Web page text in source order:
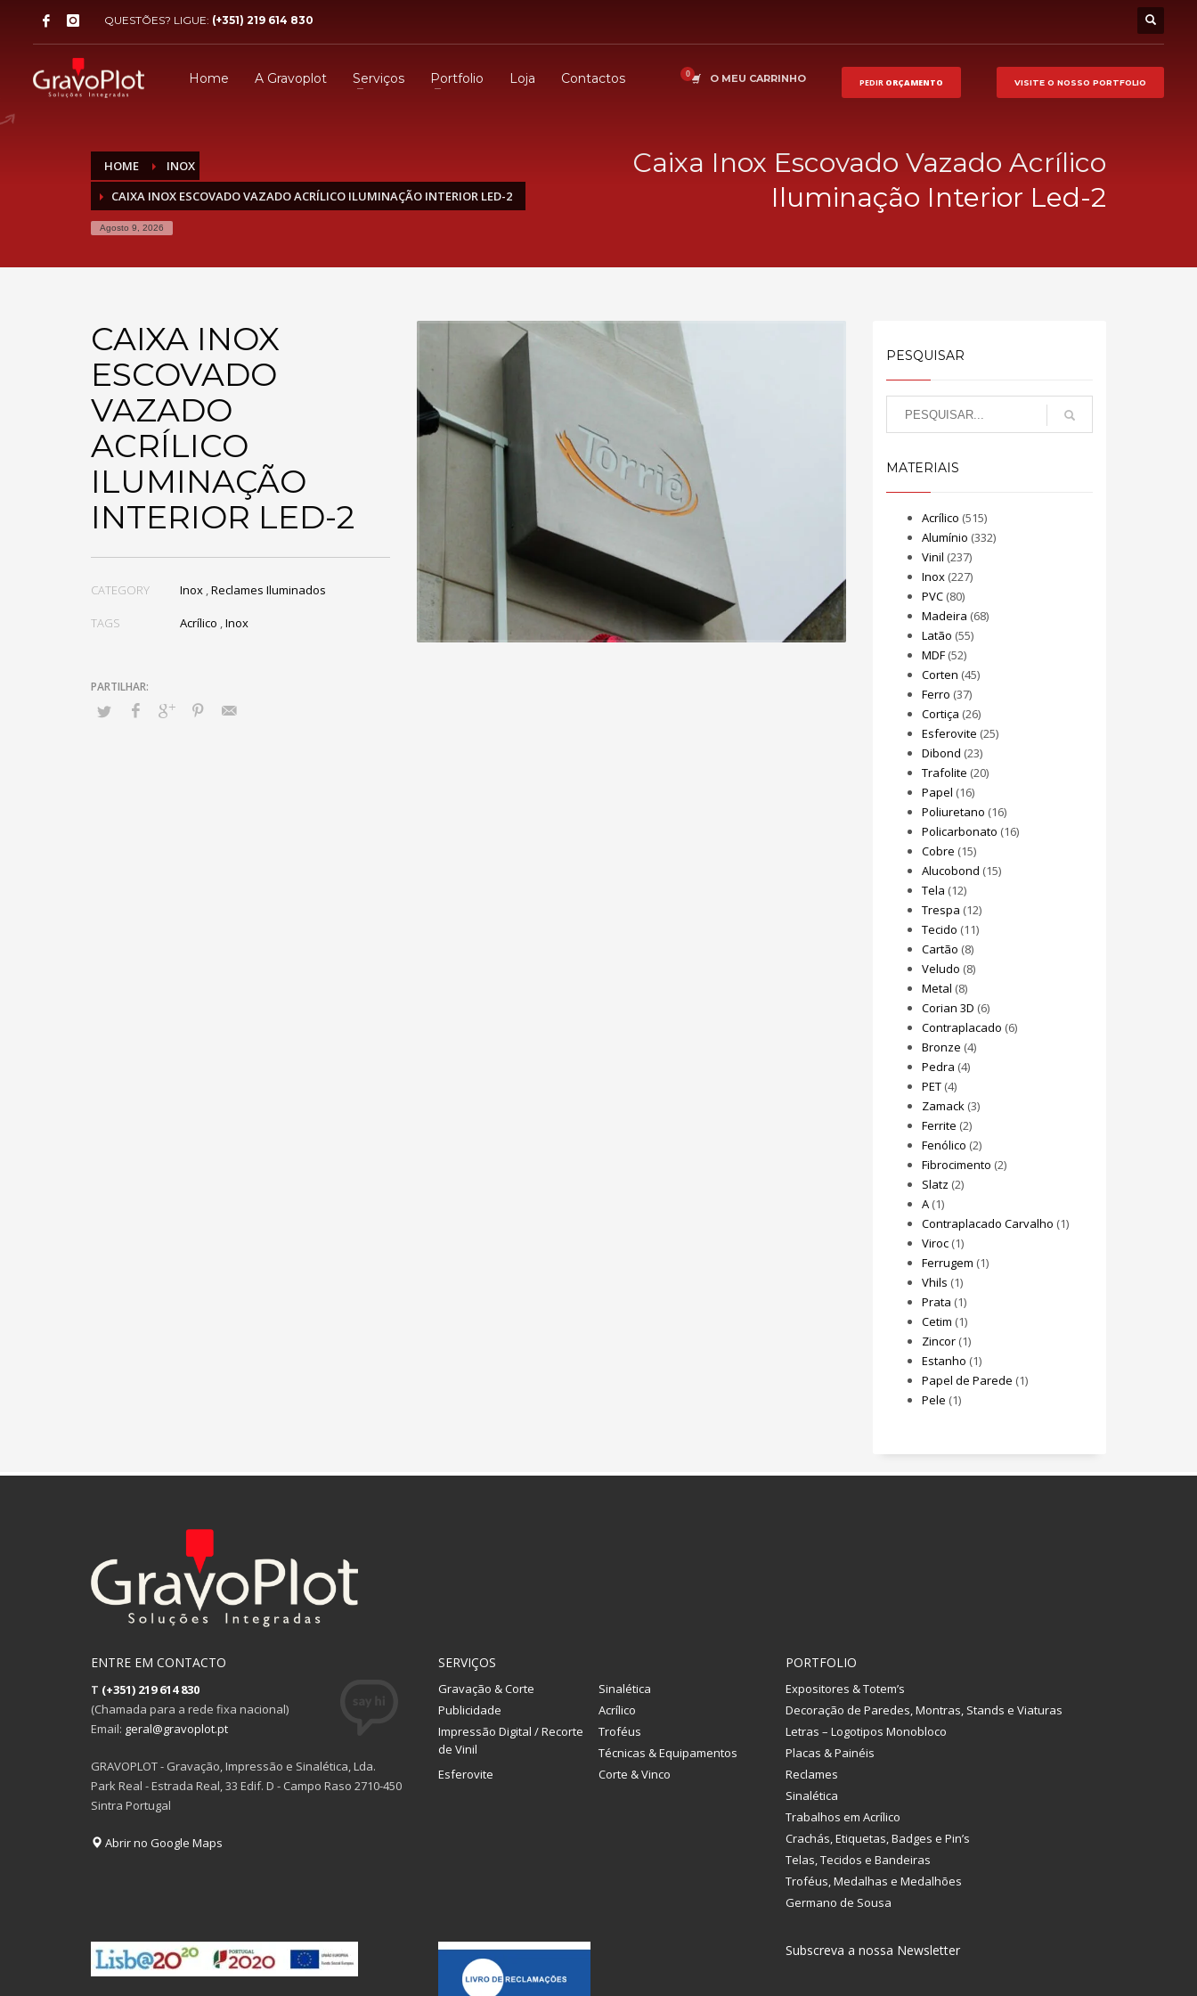
QUESTÕES? LIGUE: (+351) 219 614 830
Home A Gravoplot Serviços Portfolio Loja Contactos O MEU CARRINHO PEDIR ORÇAMENTO VISITE O NOSSO PORTFOLIO
HOME
INOX
CAIXA INOX ESCOVADO VAZADO ACRÍLICO ILUMINAÇÃO INTERIOR LED-2
Agosto 9, 2026
Caixa Inox Escovado Vazado Acrílico
Iluminação Interior Led-2
CAIXA INOX
ESCOVADO
VAZADO
ACRÍLICO
ILUMINAÇÃO
INTERIOR LED-2
CATEGORY Inox ,Reclames Iluminados
TAGS Acrílico ,Inox
PESQUISAR
MATERIAIS
Acrílico (515)
Alumínio (332)
Vinil (237)
Inox(227)
PVC(80)
Madeira (68)
Latão (55)
MDF(52)
Corten (45)
Ferro (37)
Cortiça (26)
Esferovite (25)
Dibond (23)
Trafolite (20)
Papel (16)
Poliuretano (16)
Policarbonato (16)
Cobre (15)
Alucobond (15)
Tela (12)
Trespa (12)
Tecido (11)
Cartão (8)
Veludo (8)
Metal (8)
Corian 3D (6)
Contraplacado (6)
Bronze (4)
Pedra (4)
PET(4)
Zamack(3)
Ferrite (2)
Fenólico (2)
Fibrocimento (2)
Slatz (2)
A(1)
Contraplacado Carvalho (1)
Viroc(1)
Ferrugem (1)
Vhils (1)
Prata (1)
Cetim (1)
Zincor(1)
Estanho (1)
Papel de Parede (1)
Pele (1)
ENTRE EM CONTACTO
T (+351) 219 614 830
(Chamada para a rede fixa nacional)
Email: geral@gravoplot.pt
GRAVOPLOT - Gravação, Impressão e Sinalética, Lda.
Park Real - Estrada Real, 33 Edif. D - Campo Raso 2710-450
Sintra Portugal
Abrir no Google Maps
SERVIÇOS
Gravação & Corte
Sinalética
Publicidade
Acrílico
Impressão Digital / Recorte
de Vinil
Troféus
Técnicas & Equipamentos
Esferovite
Corte & Vinco
PORTFOLIO
Expositores & Totem’s
Decoração de Paredes, Montras, Stands e Viaturas
Letras – Logotipos Monobloco
Placas & Painéis
Reclames
Sinalética
Trabalhos em Acrílico
Crachás, Etiquetas, Badges e Pin’s
Telas, Tecidos e Bandeiras
Troféus, Medalhas e Medalhões
Germano de Sousa
Subscreva a nossa Newsletter